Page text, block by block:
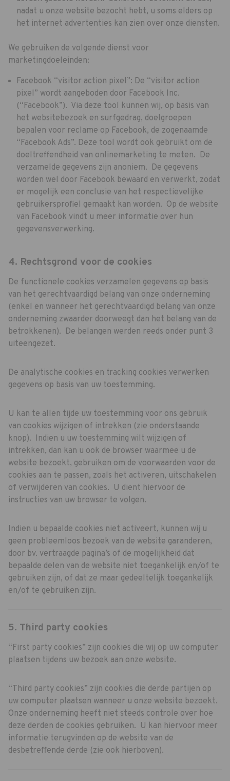
nadat u onze website bezocht hebt, u soms elders op
het internet advertenties kan zien over onze diensten.
We gebruiken de volgende dienst voor
marketingdoeleinden:
Facebook “visitor action pixel”: De “visitor action
pixel” wordt aangeboden door Facebook Inc.
(“Facebook”). Via deze tool kunnen wij, op basis van
het websitebezoek en surfgedrag, doelgroepen
bepalen voor reclame op Facebook, de zogenaamde
“Facebook Ads”. Deze tool wordt ook gebruikt om de
doeltreffendheid van onlinemarketing te meten. De
verzamelde gegevens zijn anoniem. De gegevens
worden wel door Facebook bewaard en verwerkt, zodat
er mogelijk een conclusie van het respectievelijke
gebruikersprofiel gemaakt kan worden. Op de website
van Facebook vindt u meer informatie over hun
gegevensverwerking.
4. Rechtsgrond voor de cookies
De functionele cookies verzamelen gegevens op basis
van het gerechtvaardigd belang van onze onderneming
(enkel en wanneer het gerechtvaardigd belang van onze
onderneming zwaarder doorweegt dan het belang van de
betrokkenen). De belangen werden reeds onder punt 3
uiteengezet.
De analytische cookies en tracking cookies verwerken
gegevens op basis van uw toestemming.
U kan te allen tijde uw toestemming voor ons gebruik
van cookies wijzigen of intrekken (zie onderstaande
knop). Indien u uw toestemming wilt wijzigen of
intrekken, dan kan u ook de browser waarmee u de
website bezoekt, gebruiken om de voorwaarden voor de
cookies aan te passen, zoals het activeren, uitschakelen
of verwijderen van cookies. U dient hiervoor de
instructies van uw browser te volgen.
Indien u bepaalde cookies niet activeert, kunnen wij u
geen probleemloos bezoek van de website garanderen,
door bv. vertraagde pagina’s of de mogelijkheid dat
bepaalde delen van de website niet toegankelijk en/of te
gebruiken zijn, of dat ze maar gedeeltelijk toegankelijk
en/of te gebruiken zijn.
5. Third party cookies
“First party cookies” zijn cookies die wij op uw computer
plaatsen tijdens uw bezoek aan onze website.
“Third party cookies” zijn cookies die derde partijen op
uw computer plaatsen wanneer u onze website bezoekt.
Onze onderneming heeft niet steeds controle over hoe
deze derden de cookies gebruiken. U kan hiervoor meer
informatie terugvinden op de website van de
desbetreffende derde (zie ook hierboven).